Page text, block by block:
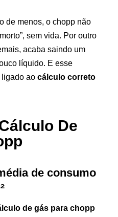
de menos, o chopp não
sem vida. Por outro
acaba saindo um
líquido. E esse
ao cálculo correto
De
de consumo
de gás para chopp